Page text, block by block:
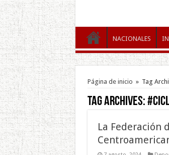
NACIONALES
Página de inicio » Tag
Tag Archives:
La Federación